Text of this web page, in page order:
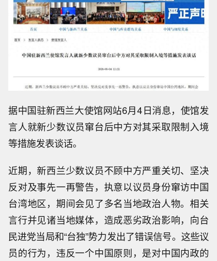
据中国驻新西兰大使馆网站6月4日消息，使馆发
言人就新少数议员窜台后中方对其采取限制入境
等措施发表谈话。
近期，新西兰少数议员不顾中方严重关切、坚决
反对及事先一再警告，执意以议员身份窜访中国
台湾地区，期间会见了多名当地政治人物。相关
言行并见诸当地媒体，造成恶劣政治影响，向台
民进党当局和“台独”势力发出了错误信号。这些议
员的行为，违反一个中国原则，是对中国内政的